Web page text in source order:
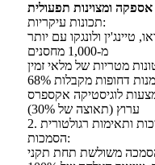
אספקה ​​ומצוינות תפעולית
תכונות עיקריות:
טיינג'ין ולונגקו עם יותר
מ-1,000 מחסנים
מטריות של מלאי זמין
68% מההזמנות סופקו תוך 15 ימים; הזמנות דחופות מקבלות
לוגיסטיקה אקספרס
ערוץ (תאוצה של 30%)
ותאימות רגולטורית
הסמכות: